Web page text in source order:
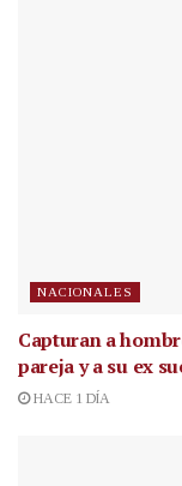
NACIONALES
Capturan a
pareja y a su ex
HACE 1 DÍA